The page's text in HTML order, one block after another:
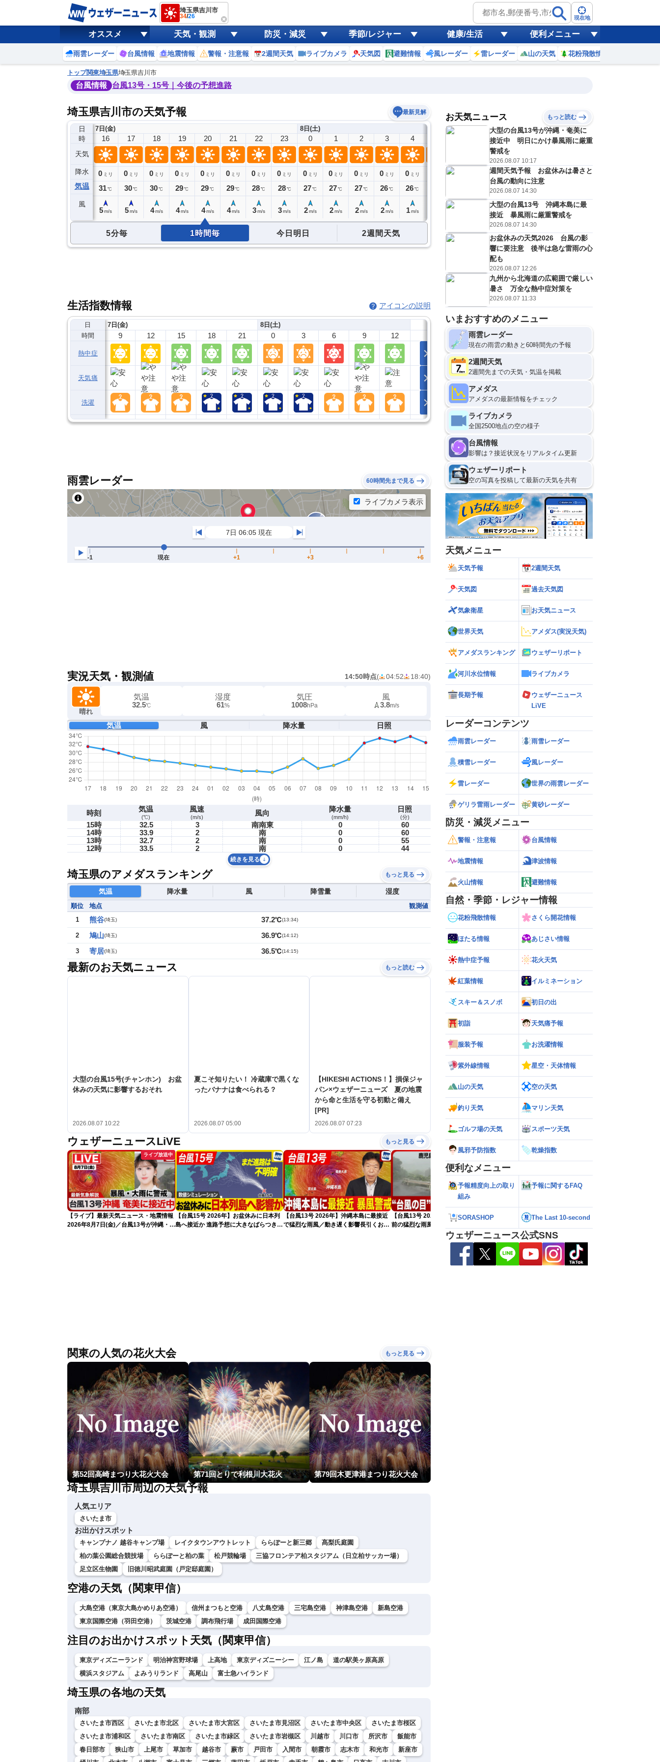
埼玉県吉川市
34/26 現在地
オススメ 天気・観測 防災・減災 季節/レジャー 健康/生活 便利メニュー
雨雲レーダー 台風情報 地震情報 警報・注意報 2週間天気 ライブカメラ 天気図 避難情報 風レーダー 雷レーダー 山の天気 花粉飛散情報
トップ関東埼玉県埼玉県吉川市
台風情報 台風13号・15号｜今後の予想進路
埼玉県吉川市の天気予報 最新見解
日
時
天気
降水
気温
風
7日(金)
15
0ミリ
32℃
16
0 ミリ
31℃
5 m/s
17
0 ミリ
30℃
5 m/s
18
0 ミリ
30℃
4 m/s
19
0 ミリ
29℃
4 m/s
20
0 ミリ
29℃
4 m/s
21
0 ミリ
29℃
4 m/s
22
0 ミリ
28℃
3 m/s
23
0 ミリ
28 ℃
3m/s
8日(土)
0
0 ミリ
27℃
2 m/s
1
0 ミリ
27℃
2 m/s
2
0 ミリ
27℃
2 m/s
3
0 ミリ
26℃
2 m/s
4
0 ミリ
26℃
1 m/s
7
ミリ
℃
m/s
0ミリ
29℃
2m/s
9
ミリ
30
2 m/s
10
0ミリ
2m/s
11
0ミリ
2
5分毎 1時間毎 今日明日 2週間天気
生活指数情報 アイコンの説明
日
時間
熱中症
天気痛
洗濯
7日(金)
9 12 15 18 21
8日(土)
0 3 6 9 12
雨雲レーダー 60時間先まで見る
実況天気・観測値 14:50時点( 04:52 18:40)
晴れ
気温
32.5℃
湿度
61%
気圧
1008hPa
風
3.8m/s
気温 風 降水量 日照
時刻 気温
(℃)
風速
(m/s) 風向 降水量
(mm/h)
日照
(分)
15時 32.5 3 南南東 0
60
14時
33.9 2 南 0
60
13時
32.7 2 南 0
55
12時
33.5 2 南 0 44
続きを見る
埼玉県のアメダスランキング もっと見る
気温 降水量 風 降雪量 湿度
順位 地点
観測値
1
熊谷(埼玉) 37.2℃(13:34)
2 鳩山(埼玉) 36.9℃(14:12)
3 寄居(埼玉) 36.5℃(14:15)
最新のお天気ニュース もっと読む
大型の台風15号(チャンホン) お盆
休みの天気に影響するおそれ
2026.08.07 10:22
夏こそ知りたい！ 冷蔵庫で黒くな
ったバナナは食べられる？
2026.08.07 05:00
【HIKESHI ACTIONS！】損保ジャ
パン×ウェザーニューズ 夏の地震
から命と生活を守る初動と備え
[PR]
2026.08.07 07:23
ウェザーニュースLiVE もっと見る
ライブ放送中
【ライブ】最新天気ニュース・地震情報
2026年8月7日(金)／台風13号が沖縄・奄
【台風15号 2026年】お盆休みに日本列
島へ接近か 進路予想に大きなばらつき
【台風13号 2026年】沖縄本島に最接近
で猛烈な雨風／動き遅く影響長引くおそ
【台風13号 2026年】台風の目に入る直
前の猛烈な雨風 最大瞬間風速42.2m/s観
測 吹き返しも猛烈な暴風になるおそれ
【台風13号 2026】大型で強い台風13号
が沖縄・奄美に最接近 暴風や大雨警戒
（7日10時現在）
関東の人気の花火大会 もっと見る
第52回高崎まつり大花火大会 第71回とりで利根川大花火 第79回木更津港まつり花火大会
埼玉県吉川市周辺の天気予報
人気エリア
さいたま市
お出かけスポット
キャンプナノ 越谷キャンプ場 レイクタウンアウトレット ららぽーと新三郷
髙梨氏庭園
柏の葉公園総合競技場
ららぽーと柏の葉 松戸競輪場
三協フロンテア柏スタジアム（日立柏サッカー場）
足立区生物園
旧徳川昭武庭園（戸定邸庭園）
空港の天気（関東甲信）
大島空港（東京大島かめりあ空港） 信州まつもと空港 八丈島空港 三宅島空港 神津島空港
新島空港
東京国際空港（羽田空港）
茨城空港 調布飛行場 成田国際空港
注目のお出かけスポット天気（関東甲信）
東京ディズニーランド 明治神宮野球場 上高地 東京ディズニーシー 江ノ島
道の駅美ヶ原高原
横浜スタジアム
よみうりランド 高尾山 富士急ハイランド
埼玉県の各地の天気
南部
さいたま市西区 さいたま市北区 さいたま市大宮区 さいたま市見沼区 さいたま市中央区
さいたま市桜区
さいたま市浦和区
さいたま市南区 さいたま市緑区 さいたま市岩槻区 川越市 川口市 所沢市
飯能市
春日部市
狭山市 上尾市 草加市 越谷市 蕨市 戸田市 入間市 朝霞市 志木市 和光市
新座市
お天気ニュース もっと読む
大型の台風13号が沖縄・奄美に
接近中 明日にかけ暴風雨に厳重
警戒を
2026.08.07 10:17
週間天気予報 お盆休みは暑さと
台風の動向に注意
2026.08.07 14:30
大型の台風13号 沖縄本島に最
接近 暴風雨に厳重警戒を
2026.08.07 14:30
お盆休みの天気2026 台風の影
響に要注意 後半は急な雷雨の心
配も
2026.08.07 12:26
九州から北海道の広範囲で厳しい
暑さ 万全な熱中症対策を
2026.08.07 11:33
いまおすすめのメニュー
雨雲レーダー
現在の雨雲の動きと60時間先の予報
2週間天気
2週間先までの天気・気温を掲載
アメダス
アメダスの最新情報をチェック
ライブカメラ
全国2500地点の空の様子
台風情報
影響は？接近状況をリアルタイム更新
ウェザーリポート
空の写真を投稿して最新の天気を共有
天気メニュー
天気予報 2週間天気
天気図 過去天気図
気象衛星 お天気ニュース
世界天気 アメダス(実況天気)
アメダスランキング ウェザーリポート
河川水位情報 ライブカメラ
長期予報
ウェザーニュース
LiVE
レーダーコンテンツ
雨雲レーダー 雨雪レーダー
積雪レーダー 風レーダー
雷レーダー 世界の雨雲レーダー
ゲリラ雷雨レーダー 黄砂レーダー
防災・減災メニュー
警報・注意報 台風情報
地震情報 津波情報
火山情報 避難情報
自然・季節・レジャー情報
花粉飛散情報 さくら開花情報
ほたる情報 あじさい情報
熱中症予報 花火天気
紅葉情報 イルミネーション
スキー＆スノボ 初日の出
初詣 天気痛予報
服装予報 お洗濯情報
紫外線情報 星空・天体情報
山の天気 空の天気
釣り天気 マリン天気
ゴルフ場の天気 スポーツ天気
風邪予防指数 乾燥指数
便利なメニュー
予報精度向上の取り
組み
予報に関するFAQ
SORASHOP The Last 10-second
ウェザーニュース公式SNS